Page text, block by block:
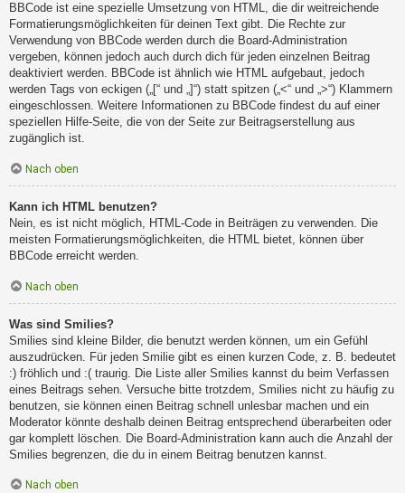
BBCode ist eine spezielle Umsetzung von HTML, die dir weitreichende
Formatierungsmöglichkeiten für deinen Text gibt. Die Rechte zur
Verwendung von BBCode werden durch die Board-Administration
vergeben, können jedoch auch durch dich für jeden einzelnen Beitrag
deaktiviert werden. BBCode ist ähnlich wie HTML aufgebaut, jedoch
werden Tags von eckigen („[“ und „]“) statt spitzen („<“ und „>“) Klammern
eingeschlossen. Weitere Informationen zu BBCode findest du auf einer
speziellen Hilfe-Seite, die von der Seite zur Beitragserstellung aus
zugänglich ist.
Nach oben
Kann ich HTML benutzen?
Nein, es ist nicht möglich, HTML-Code in Beiträgen zu verwenden. Die
meisten Formatierungsmöglichkeiten, die HTML bietet, können über
BBCode erreicht werden.
Nach oben
Was sind Smilies?
Smilies sind kleine Bilder, die benutzt werden können, um ein Gefühl
auszudrücken. Für jeden Smilie gibt es einen kurzen Code, z. B. bedeutet
:) fröhlich und :( traurig. Die Liste aller Smilies kannst du beim Verfassen
eines Beitrags sehen. Versuche bitte trotzdem, Smilies nicht zu häufig zu
benutzen, sie können einen Beitrag schnell unlesbar machen und ein
Moderator könnte deshalb deinen Beitrag entsprechend überarbeiten oder
gar komplett löschen. Die Board-Administration kann auch die Anzahl der
Smilies begrenzen, die du in einem Beitrag benutzen kannst.
Nach oben